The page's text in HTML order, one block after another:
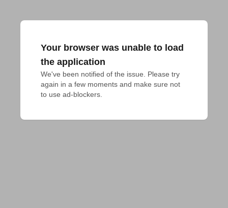
Your browser was unable to load
the application
We've been notified of the issue. Please try
again in a few moments and make sure not
to use ad-blockers.